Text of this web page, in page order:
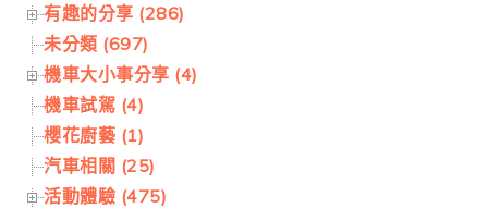
有趣的分享 (286)
未分類 (697)
機車大小事分享 (4)
機車試駕 (4)
櫻花廚藝 (1)
汽車相關 (25)
活動體驗 (475)